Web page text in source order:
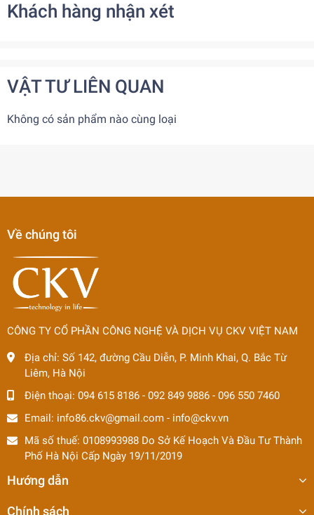
Khách hàng nhận xét
VẬT TƯ LIÊN QUAN
Không có sản phẩm nào cùng loại
Về chúng tôi
CÔNG TY CỔ PHẦN CÔNG NGHỆ VÀ DỊCH VỤ CKV VIỆT NAM
Địa chỉ: Số 142, đường Cầu Diễn, P. Minh Khai, Q. Bắc Từ
Liêm, Hà Nội
Điện thoại: 094 615 8186 - 092 849 9886 - 096 550 7460
Email: info86.ckv@gmail.com - info@ckv.vn
Mã số thuế: 0108993988 Do Sở Kế Hoạch Và Đầu Tư Thành
Phố Hà Nội Cấp Ngày 19/11/2019
Hướng dẫn
Chính sách